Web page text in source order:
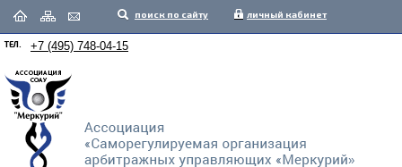
поиск по сайту личный кабинет
ТЕЛ. +7 (495) 748-04-15